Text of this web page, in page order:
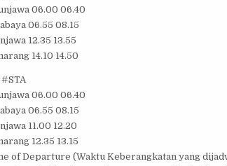
06.00 06.40
06.55 08.15
12.35 13.55
14.10 14.50
06.00 06.40
06.55 08.15
11.00 12.20
12.35 13.15
of Departure (Waktu Keberangkatan yang